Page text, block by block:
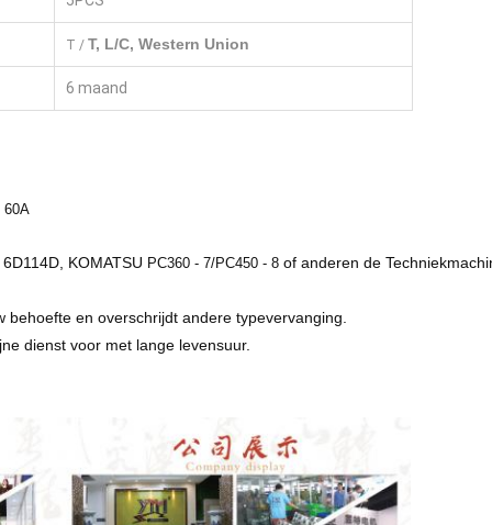
T / T, L/C, Western Union
6 maand
60A
KOMATSU PC360 - 7/PC450 - 8 of anderen de
en overschrijdt andere typevervanging.
dienst voor met lange levensuur.